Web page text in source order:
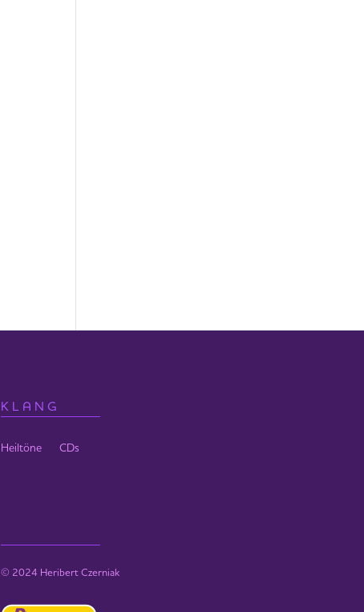
KLANG
Heiltöne CDs
© 2024 Heribert Czerniak